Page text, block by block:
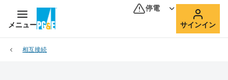
メニュー
停電
サインイン
相互接続